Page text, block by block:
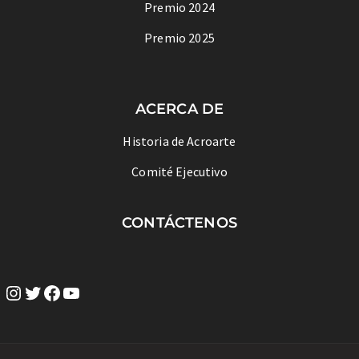
Premio 2024
Premio 2025
ACERCA DE
Historia de Acroarte
Comité Ejecutivo
CONTÁCTENOS